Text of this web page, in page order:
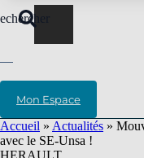
Mon Espace
Accueil » Actualités »
avec le SE-Unsa !